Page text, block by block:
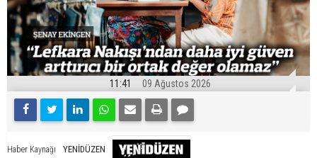
11:41 09 Ağustos 2026
Haber Kaynağı YENİDÜZEN